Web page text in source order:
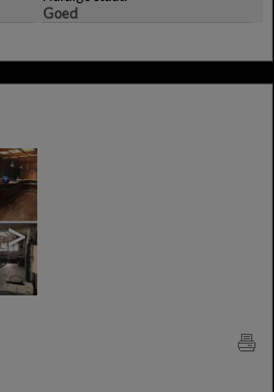
Goed
>